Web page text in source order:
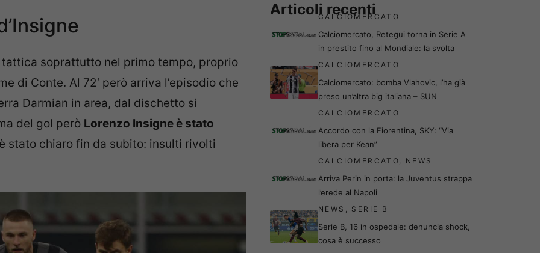
soprattutto nel primo tempo, proprio
di Conte. Al 72′ però arriva l’episodio che
Darmian in area, dal dischetto si
del gol però Lorenzo Insigne è stato
stato chiaro fin da subito: insulti rivolti
Articoli recenti
CALCIOMERCATO
Calciomercato, Retegui torna in Serie A
in prestito fino al Mondiale: la svolta
CALCIOMERCATO
Calciomercato: bomba Vlahovic, l’ha già
preso un’altra big italiana – SUN
CALCIOMERCATO
Accordo con la Fiorentina, SKY: “Via
libera per Kean”
CALCIOMERCATO, NEWS
Arriva Perin in porta: la Juventus strappa
l’erede al Napoli
NEWS , SERIE B
Serie B, 16 in ospedale: denuncia shock,
cosa è successo